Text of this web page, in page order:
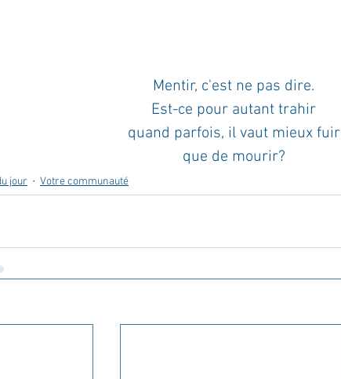
Mentir, c'est ne pas dire.
Est-ce pour autant trahir
quand parfois, il vaut mieux fuir
que de mourir?
jour Votre communauté